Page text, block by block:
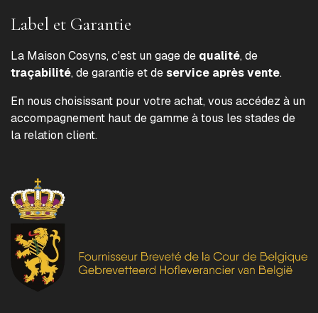
Label et Garantie
La Maison Cosyns, c'est un gage de qualité, de
traçabilité, de garantie et deservice après vente.
En nous choisissant pour votre achat, vous accédez à un
accompagnement haut de gamme à tous les stades de
la relation client.